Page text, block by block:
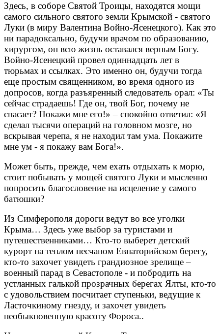
Здесь, в соборе Святой Троицы, находятся мощи
самого сильного святого земли Крымской - святого
Луки (в миру Валентина Войно-Ясенецкого). Как это
ни парадоксально, будучи врачом по образованию,
хирургом, он всю жизнь оставался верным Богу.
Войно-Ясенецкий провел одиннадцать лет в
тюрьмах и ссылках. Это именно он, будучи тогда
еще простым священником, во время одного из
допросов, когда разъяренный следователь орал: «Ты
сейчас страдаешь! Где он, твой Бог, почему не
спасает? Покажи мне его!» – спокойно ответил: «Я
сделал тысячи операций на головном мозге, но
вскрывая черепа, я не находил там ума. Покажите
мне ум - я покажу вам Бога!».
Может быть, прежде, чем ехать отдыхать к морю,
стоит побывать у мощей святого Луки и мысленно
попросить благословение на исцеление у самого
батюшки?
Из Симферополя дороги ведут во все уголки
Крыма… Здесь уже выбор за туристами и
путешественниками… Кто-то выберет детский
курорт на теплом песчаном Евпаторийском берегу,
кто-то захочет увидеть грандиозное зрелище –
военный парад в Севастополе - и побродить на
устланных галькой прозрачных берегах Ялты, кто-то
с удовольствием посчитает ступеньки, ведущие к
Ласточкиному гнезду, и захочет увидеть
необыкновенную красоту Фороса..